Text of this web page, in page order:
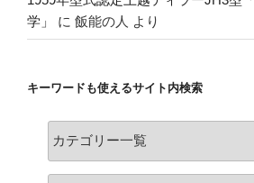
学」
に 飯能の人 より
キーワードも使えるサイト内検索